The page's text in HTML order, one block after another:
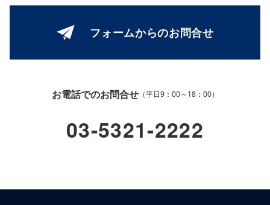
フォームからのお問合せ
お電話でのお問合せ（平日9：00～18：00）
03-5321-2222